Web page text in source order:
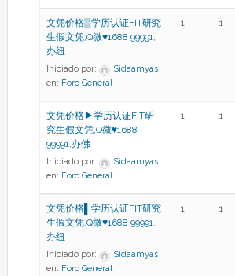
文凭价格▒学历认证FIT研究
生假文凭,Q微♥1688 99991,
办纽
Iniciado por:
Sidaamyas
en: Foro General
1 1
文凭价格▶学历认证FIT研
究生假文凭,Q微♥1688
99991,办佛
Iniciado por:
Sidaamyas
en: Foro General
1 1
文凭价格▌学历认证FIT研究
生假文凭,Q微♥1688 99991,
办纽
Iniciado por:
Sidaamyas
en: Foro General
1 1